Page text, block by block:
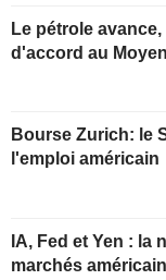
Le pétrole
d'accord au
Bourse Zurich: le
l'emploi américain
IA, Fed et Yen : la
marchés